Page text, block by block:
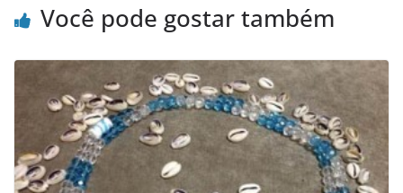
Você pode gostar também